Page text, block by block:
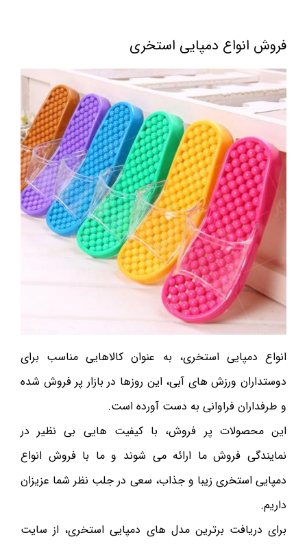
فروش انواع دمپایی استخری
انواع دمپایی استخری، به عنوان کالاهایی مناسب برای
دوستداران ورزش های آبی، این روزها در بازار پر فروش شده
و طرفداران فراوانی به دست آورده است.
این محصولات پر فروش، با کیفیت هایی بی نظیر در
نمایندگی فروش ما ارائه می شوند و ما با فروش انواع
دمپایی استخری زیبا و جذاب، سعی در جلب نظر شما عزیزان
داریم.
برای دریافت برترین مدل های دمپایی استخری، از سایت